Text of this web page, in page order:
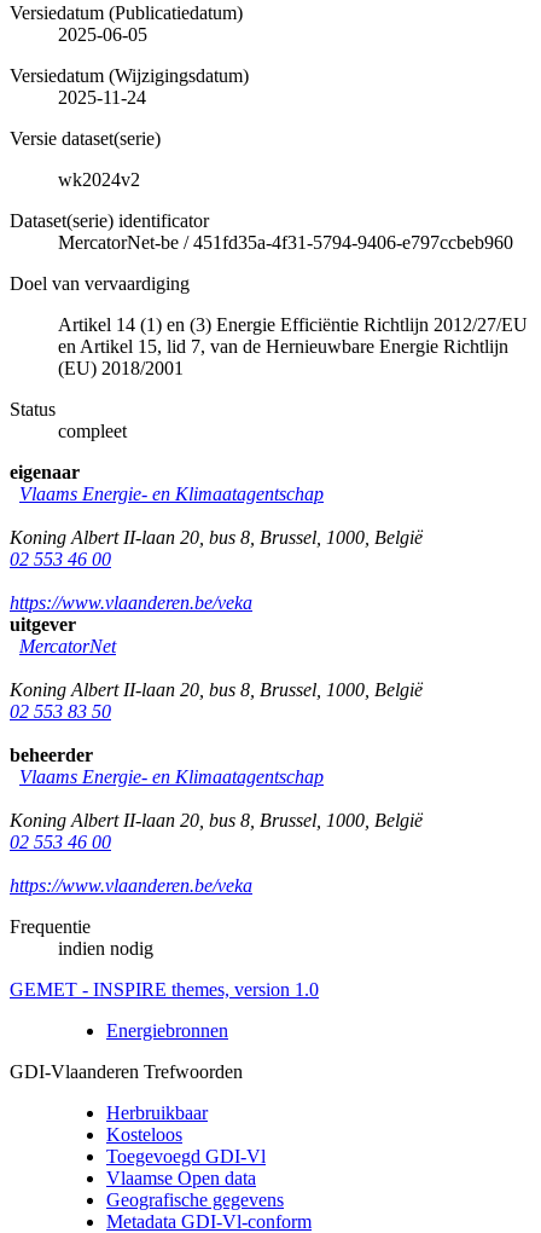
Versiedatum (Publicatiedatum)
2025-06-05
Versiedatum (Wijzigingsdatum)
2025-11-24
Versie dataset(serie)
wk2024v2
Dataset(serie) identificator
MercatorNet-be /451fd35a-4f31-5794-9406-e797ccbeb960
Doel van vervaardiging
Artikel 14 (1) en (3) Energie Efficiëntie Richtlijn 2012/27/EU
en Artikel 15, lid 7, van de Hernieuwbare Energie Richtlijn
(EU) 2018/2001
Status
compleet
eigenaar
Vlaams Energie- en Klimaatagentschap
Koning Albert II-laan 20, bus 8 Brussel 1000 België
02 553 46 00
https://www.vlaanderen.be/veka
uitgever
MercatorNet
Koning Albert II-laan 20, bus 8 Brussel 1000 België
02 553 83 50
beheerder
Vlaams Energie- en Klimaatagentschap
Koning Albert II-laan 20, bus 8 Brussel 1000 België
02 553 46 00
https://www.vlaanderen.be/veka
Frequentie
indien nodig
GEMET - INSPIRE themes, version 1.0
Energiebronnen
GDI-Vlaanderen Trefwoorden
Herbruikbaar
Kosteloos
Toegevoegd GDI-Vl
Vlaamse Open data
Geografische gegevens
Metadata GDI-Vl-conform